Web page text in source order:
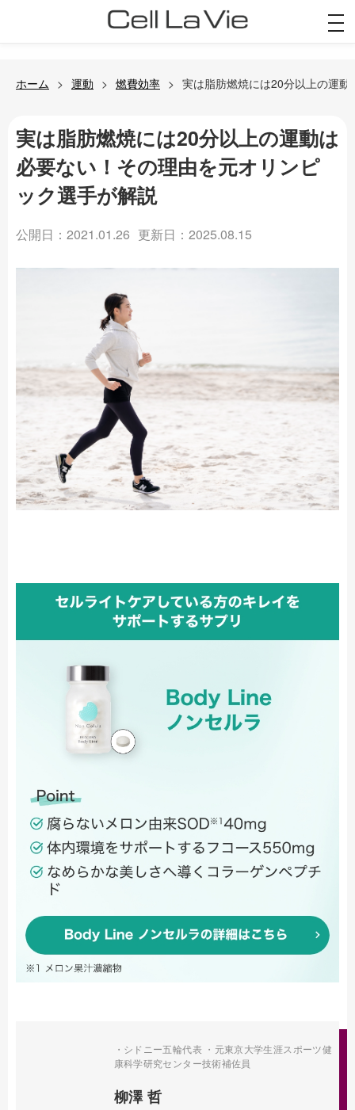
ホーム 運動 燃費効率 実は脂肪燃焼には20分以上の運
実は脂肪燃焼には20分以上の運動は
必要ない！その理由を元オリンピ
ック選手が解説
公開日：2021.01.26 更新日：2025.08.15
・シドニー五輪代表 ・元東京大学生涯スポーツ健
康科学研究センター技術補佐員
柳澤 哲